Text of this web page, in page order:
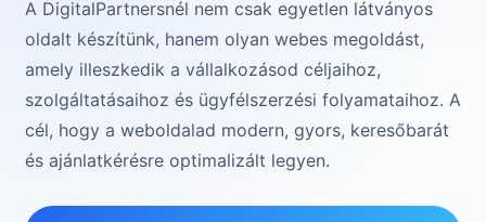
A DigitalPartnersnél nem csak egyetlen látványos
oldalt készítünk, hanem olyan webes megoldást,
amely illeszkedik a vállalkozásod céljaihoz,
szolgáltatásaihoz és ügyfélszerzési folyamataihoz. A
cél, hogy a weboldalad modern, gyors, keresőbarát
és ajánlatkérésre optimalizált legyen.